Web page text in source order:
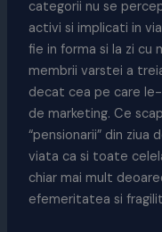
categorii nu se
activi si implicati in
fie in forma si la zi cu
membrii varstei a
decat cea pe care
de marketing. Ce
“pensionarii” din ziua
viata ca si toate
chiar mai mult
efemeritatea si